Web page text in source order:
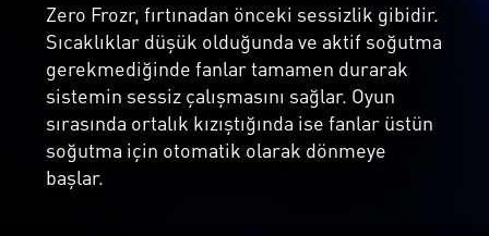
Zero Frozr, fırtınadan önceki sessizlik gibidir.
Sıcaklıklar düşük olduğunda ve aktif soğutma
gerekmediğinde fanlar tamamen durarak
sistemin sessiz çalışmasını sağlar. Oyun
sırasında ortalık kızıştığında ise fanlar üstün
soğutma için otomatik olarak dönmeye
başlar.